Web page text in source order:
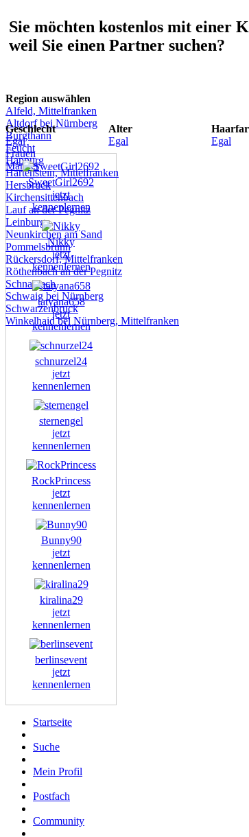
Sie möchten kostenlos mit einer
weil Sie einen Partner suchen?
Region auswählen
Alfeld, Mittelfranken
Altdorf bei Nürnberg
Burgthann
Feucht
Happurg
Hartenstein, Mittelfranken
Hersbruck
Kirchensittenbach
Lauf an der Pegnitz
Leinburg
Neunkirchen am Sand
Pommelsbrunn
Rückersdorf, Mittelfranken
Röthenbach an der Pegnitz
Schnaittach
Schwaig bei Nürnberg
Schwarzenbruck
Winkelhaid bei Nürnberg, Mittelfranken
Geschlecht
Egal
Frauen
Männer
Alter
Egal
Egal
SweetGirl2692
jetzt
kennenlernen
Nikky
jetzt
kennenlernen
tatyana658
jetzt
kennenlernen
schnurzel24
jetzt
kennenlernen
sternengel
jetzt
kennenlernen
RockPrincess
jetzt
kennenlernen
Bunny90
jetzt
kennenlernen
kiralina29
jetzt
kennenlernen
berlinsevent
jetzt
kennenlernen
Startseite
Suche
Mein Profil
Postfach
Community